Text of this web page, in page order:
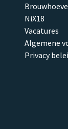
NiX18
Vacatures
Algemene
Privacy